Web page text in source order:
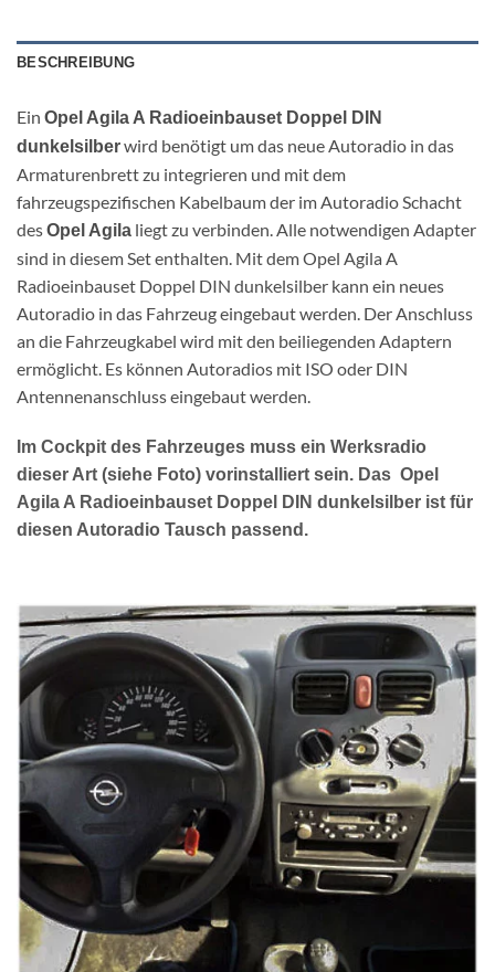
BESCHREIBUNG
Ein Opel Agila A Radioeinbauset Doppel DIN
dunkelsilberwird benötigt um das neue Autoradio in das
Armaturenbrett zu integrieren und mit dem
fahrzeugspezifischen Kabelbaum der im Autoradio Schacht
desOpel Agila liegt zu verbinden. Alle notwendigen Adapter
sind in diesem Set enthalten. Mit dem Opel Agila A
Radioeinbauset Doppel DIN dunkelsilber kann ein neues
Autoradio in das Fahrzeug eingebaut werden. Der Anschluss
an die Fahrzeugkabel wird mit den beiliegenden Adaptern
ermöglicht. Es können Autoradios mit ISO oder DIN
Antennenanschluss eingebaut werden.
Im Cockpit des Fahrzeuges muss ein Werksradio
dieser Art (siehe Foto) vorinstalliert sein. Das Opel
Agila A Radioeinbauset Doppel DIN dunkelsilber ist für
diesen Autoradio Tausch passend.